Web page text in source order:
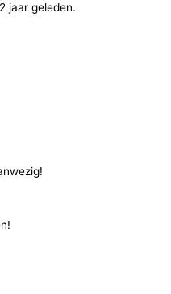
jaar geleden.